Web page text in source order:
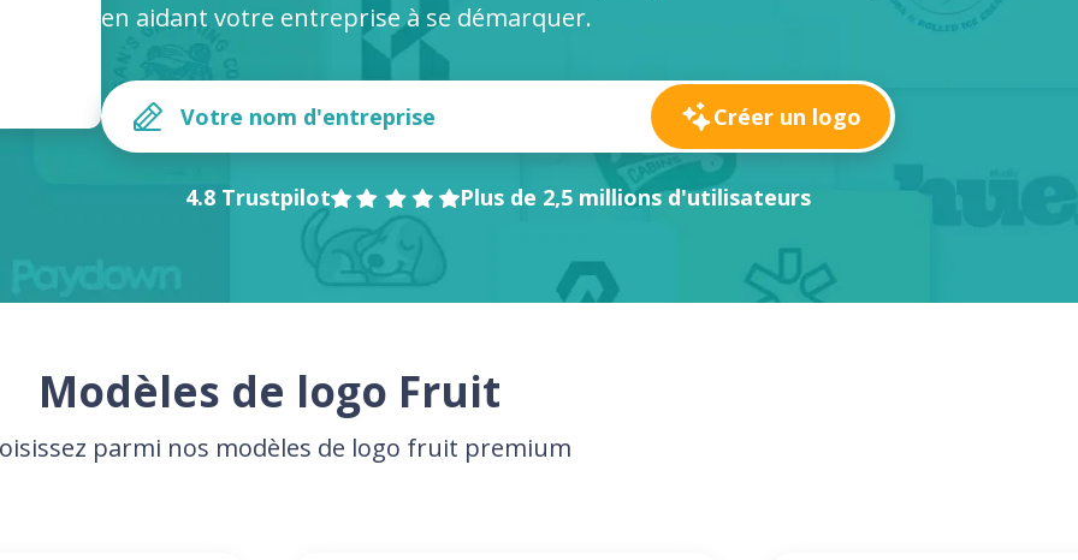
en aidant votre entreprise à se démarquer.
Créer un logo
4.8 Trustpilot Plus de 2,5 millions d'utilisateurs
Modèles de logo Fruit
parmi nos modèles de logo fruit premium